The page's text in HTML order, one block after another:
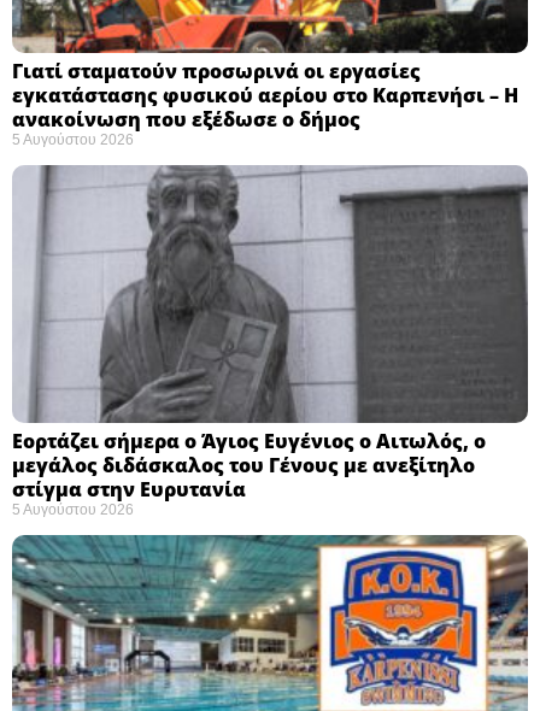
Γιατί σταματούν προσωρινά οι εργασίες
εγκατάστασης φυσικού αερίου στο Καρπενήσι – Η
ανακοίνωση που εξέδωσε ο δήμος
5 Αυγούστου 2026
Εορτάζει σήμερα ο Άγιος Ευγένιος ο Αιτωλός, ο
μεγάλος διδάσκαλος του Γένους με ανεξίτηλο
στίγμα στην Ευρυτανία
5 Αυγούστου 2026